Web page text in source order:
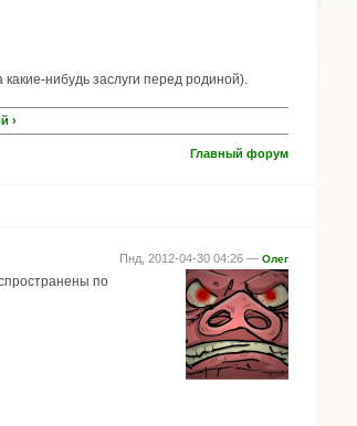
нибудь заслуги перед родиной).
›
Главный форум
Пнд, 2012-04-30 04:26 — Олег
по